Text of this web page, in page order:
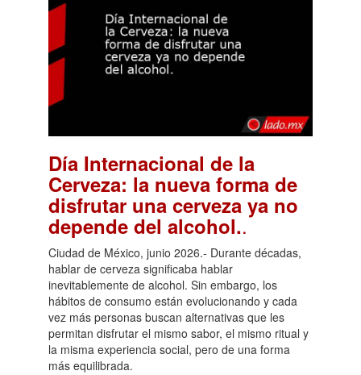
Día Internacional de la
Cerveza: la nueva forma de
disfrutar una cerveza ya no
depende del alcohol..
Ciudad de México, junio 2026.- Durante décadas,
hablar de cerveza significaba hablar
inevitablemente de alcohol. Sin embargo, los
hábitos de consumo están evolucionando y cada
vez más personas buscan alternativas que les
permitan disfrutar el mismo sabor, el mismo ritual y
la misma experiencia social, pero de una forma
más equilibrada.